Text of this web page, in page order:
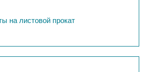
на листовой прокат